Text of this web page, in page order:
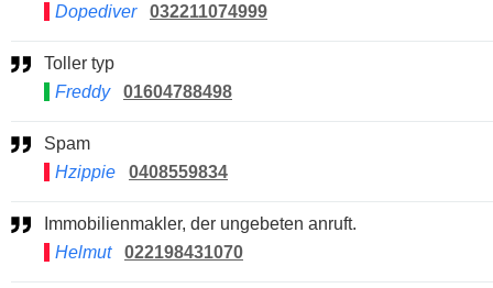
Dopediver
032211074999
Toller typ
Freddy
01604788498
Spam
Hzippie
0408559834
Immobilienmakler, der ungebeten anruft.
Helmut
022198431070